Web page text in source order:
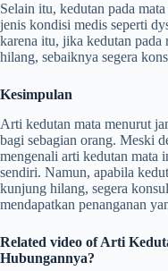
Selain itu, kedutan pada
jenis kondisi medis seperti
karena itu, jika kedutan
hilang, sebaiknya segera
Kesimpulan
Arti kedutan mata menurut
bagi sebagian orang. Meski
mengenali arti kedutan mata
sendiri. Namun, apabila
kunjung hilang, segera
mendapatkan penanganan
Related video of Arti
Hubungannya?